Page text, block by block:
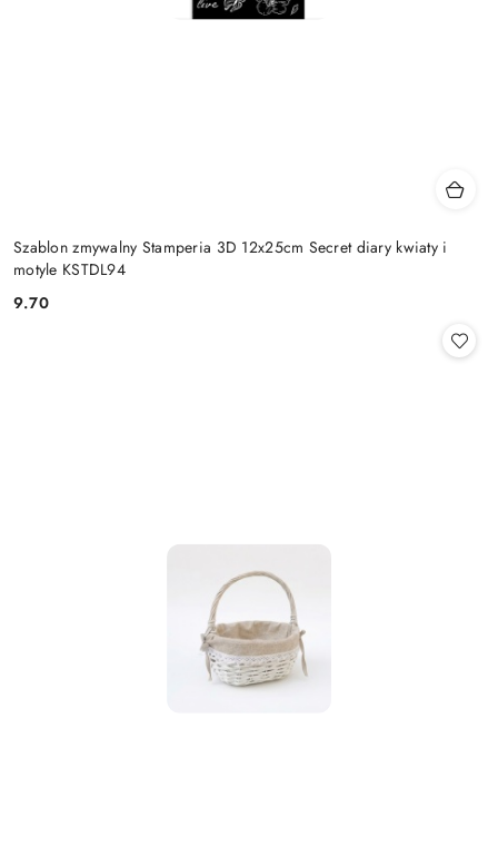
Szablon zmywalny Stamperia 3D 12x25cm Secret diary kwiaty i
motyle KSTDL94
Cena:
9.70